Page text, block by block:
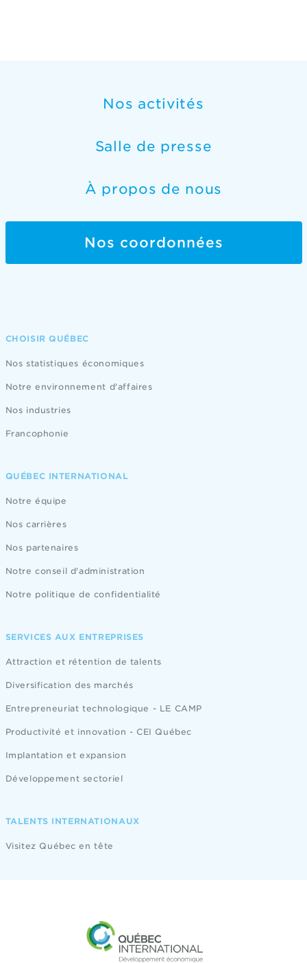
Nos activités
Salle de presse
À propos de nous
Nos coordonnées
CHOISIR QUÉBEC
Nos statistiques économiques
Notre environnement d'affaires
Nos industries
Francophonie
QUÉBEC INTERNATIONAL
Notre équipe
Nos carrières
Nos partenaires
Notre conseil d'administration
Notre politique de confidentialité
SERVICES AUX ENTREPRISES
Attraction et rétention de talents
Diversification des marchés
Entrepreneuriat technologique - LE CAMP
Productivité et innovation - CEI Québec
Implantation et expansion
Développement sectoriel
TALENTS INTERNATIONAUX
Visitez Québec en tête